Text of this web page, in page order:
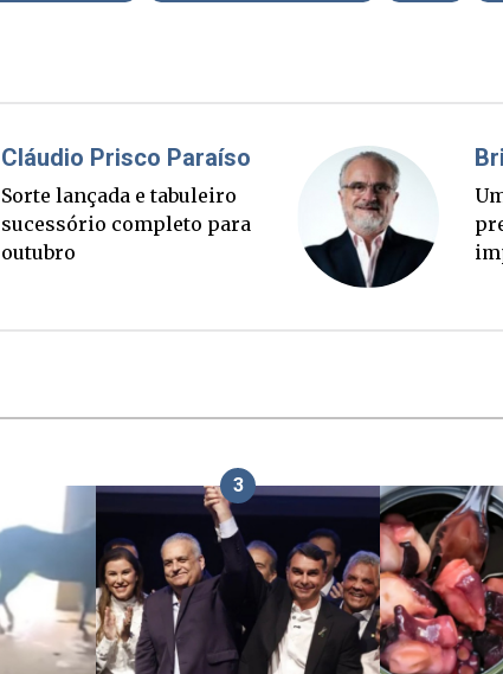
Fabiano Bordignon
Ponte Anita Garibaldi virou
palanque eleitoral
3